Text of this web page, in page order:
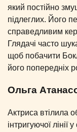
який постійно
підлеглих. Його
справедливим
Глядачі часто
щоб побачити
його попередніх
Ольга
Актриса втілила
інтригуючої лінії